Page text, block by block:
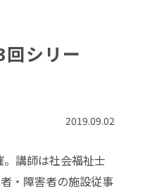
シリー
2019.09.02
講師は社会福祉士
・障害者の施設従事